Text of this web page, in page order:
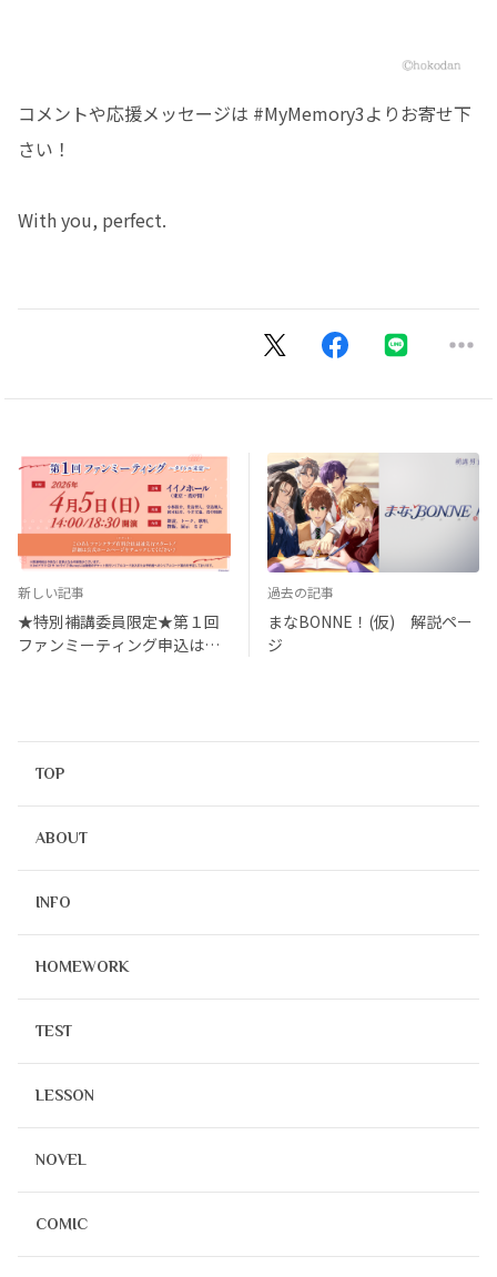
コメントや応援メッセージは #MyMemory3よりお寄せ下
さい！
With you, perfect.
新しい記事
★特別補講委員限定★第１回
ファンミーティング申込はこ
過去の記事
まなBONNE！(仮) 解説ペー
ジ
TOP
ABOUT
INFO
HOMEWORK
TEST
LESSON
NOVEL
COMIC